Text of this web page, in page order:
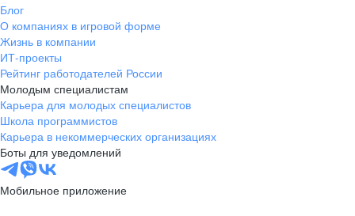
Блог
О компаниях в игровой форме
Жизнь в компании
ИТ-проекты
Рейтинг работодателей России
Молодым специалистам
Карьера для молодых специалистов
Школа программистов
Карьера в некоммерческих организациях
Боты для уведомлений
Мобильное приложение